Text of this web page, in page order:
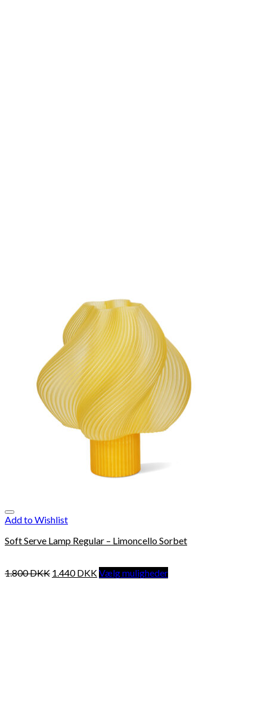
Add to Wishlist
Soft Serve Lamp Regular – Limoncello Sorbet
1.800DKK 1.440DKKVælg muligheder